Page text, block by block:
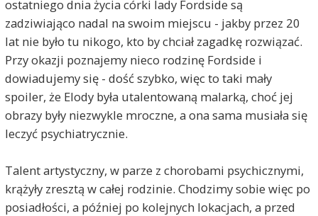
ostatniego dnia życia córki lady Fordside są
zadziwiająco nadal na swoim miejscu - jakby przez 20
lat nie było tu nikogo, kto by chciał zagadkę rozwiązać.
Przy okazji poznajemy nieco rodzinę Fordside i
dowiadujemy się - dość szybko, więc to taki mały
spoiler, że Elody była utalentowaną malarką, choć jej
obrazy były niezwykle mroczne, a ona sama musiała się
leczyć psychiatrycznie.
Talent artystyczny, w parze z chorobami psychicznymi,
krążyły zresztą w całej rodzinie. Chodzimy sobie więc po
posiadłości, a później po kolejnych lokacjach, a przed